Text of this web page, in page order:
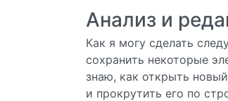
Анализ и
Как я могу сделать
сохранить некоторые
знаю, как открыть
и прокрутить его по